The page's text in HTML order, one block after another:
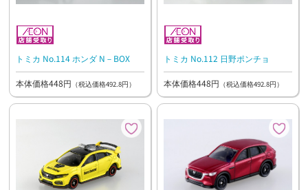
トミカ No.114 ホンダ N－BOX
本体価格448円 （税込価格492.8円）
トミカ No.112 日野ポンチョ
本体価格448円 （税込価格492.8円）